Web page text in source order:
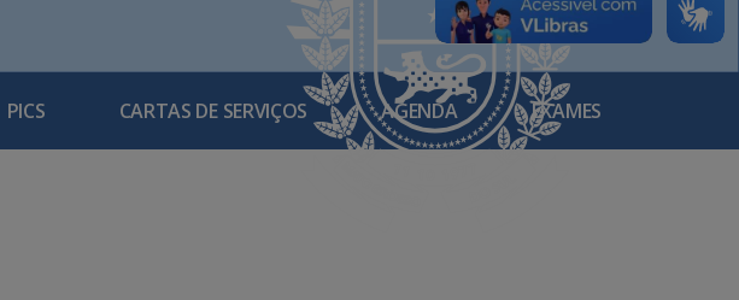
PICS CARTAS DE SERVIÇOS AGENDA EXAMES